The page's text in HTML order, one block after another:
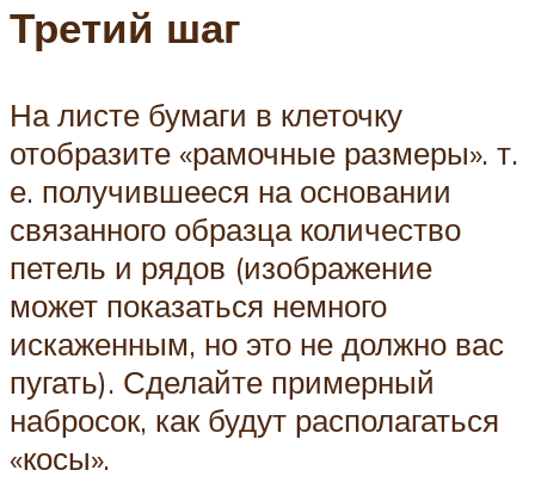
Третий шаг
На листе бумаги в клеточку
отобразите «рамочные размеры». т.
е. получившееся на основании
связанного образца количество
петель и рядов (изображение
может показаться немного
искаженным, но это не должно вас
пугать). Сделайте примерный
набросок, как будут располагаться
«косы».